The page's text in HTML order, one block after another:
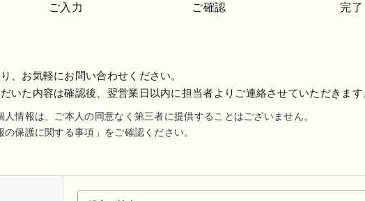
ご入力 ご確認 完了
、お気軽にお問い合わせください。
いた内容は確認後、翌営業日以内に担当者よりご連絡させていただきます
情報は、ご本人の同意なく第三者に提供することはございません。
保護に関する事項」をご確認ください。